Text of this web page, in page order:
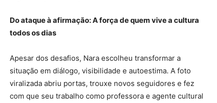
Do ataque à afirmação: A força de quem vive a cultura
todos os dias
Apesar dos desafios, Nara escolheu transformar a
situação em diálogo, visibilidade e autoestima. A foto
viralizada abriu portas, trouxe novos seguidores e fez
com que seu trabalho como professora e agente cultural